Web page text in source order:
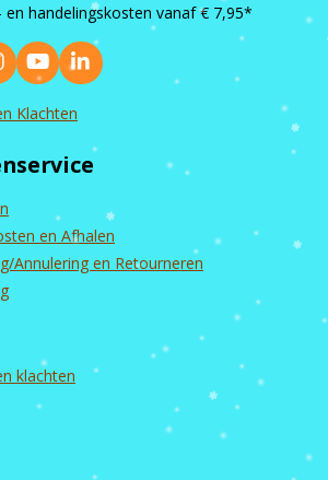
en handelingskosten vanaf € 7,95*
Y
o
u
b
L
i
d
Klachten
en Afhalen
Annulering en Retourneren
klachten